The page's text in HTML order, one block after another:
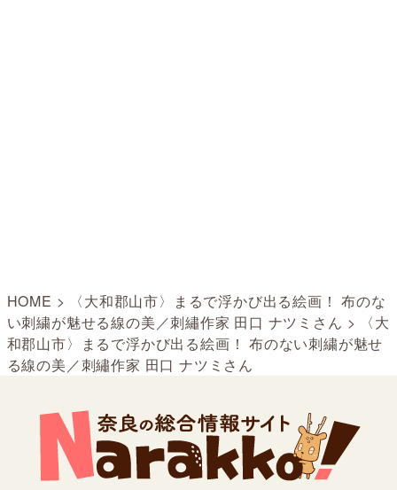
HOME >
〈大和郡山市〉まるで浮かび出る絵画！ 布のな
い刺繍が魅せる線の美／刺繡作家 田口 ナツミさん >
〈大
和郡山市〉まるで浮かび出る絵画！ 布のない刺繍が魅せ
る線の美／刺繡作家 田口 ナツミさん